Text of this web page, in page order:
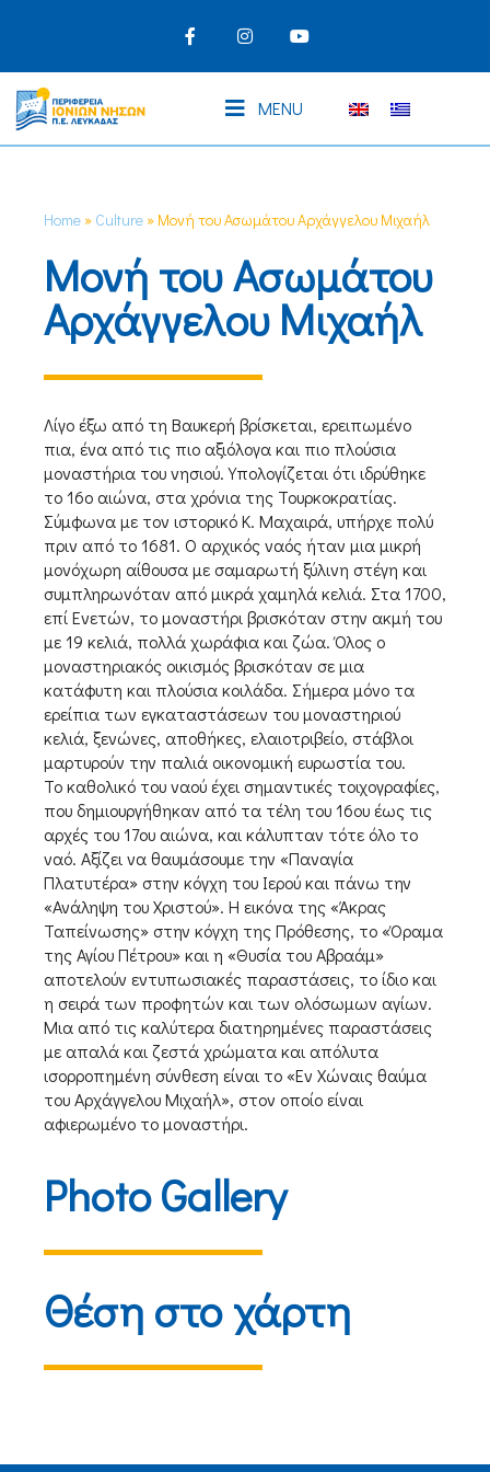
MENU
Home » Culture » Μονή του Ασωμάτου Αρχάγγελου Μιχαήλ
Μονή του Ασωμάτου
Αρχάγγελου Μιχαήλ
Λίγο έξω από τη Βαυκερή βρίσκεται, ερειπωμένο
πια, ένα από τις πιο αξιόλογα και πιο πλούσια
μοναστήρια του νησιού. Υπολογίζεται ότι ιδρύθηκε
το 16ο αιώνα, στα χρόνια της Τουρκοκρατίας.
Σύμφωνα με τον ιστορικό Κ. Μαχαιρά, υπήρχε πολύ
πριν από το 1681. Ο αρχικός ναός ήταν μια μικρή
μονόχωρη αίθουσα με σαμαρωτή ξύλινη στέγη και
συμπληρωνόταν από μικρά χαμηλά κελιά. Στα 1700,
επί Ενετών, το μοναστήρι βρισκόταν στην ακμή του
με 19 κελιά, πολλά χωράφια και ζώα. Όλος ο
μοναστηριακός οικισμός βρισκόταν σε μια
κατάφυτη και πλούσια κοιλάδα. Σήμερα μόνο τα
ερείπια των εγκαταστάσεων του μοναστηριού
κελιά, ξενώνες, αποθήκες, ελαιοτριβείο, στάβλοι
μαρτυρούν την παλιά οικονομική ευρωστία του.
Το καθολικό του ναού έχει σημαντικές τοιχογραφίες,
που δημιουργήθηκαν από τα τέλη του 16ου έως τις
αρχές του 17ου αιώνα, και κάλυπταν τότε όλο το
ναό. Αξίζει να θαυμάσουμε την «Παναγία
Πλατυτέρα» στην κόγχη του Ιερού και πάνω την
«Ανάληψη του Χριστού». Η εικόνα της «Άκρας
Ταπείνωσης» στην κόγχη της Πρόθεσης, το «Όραμα
της Αγίου Πέτρου» και η «Θυσία του Αβραάμ»
αποτελούν εντυπωσιακές παραστάσεις, το ίδιο και
η σειρά των προφητών και των ολόσωμων αγίων.
Μια από τις καλύτερα διατηρημένες παραστάσεις
με απαλά και ζεστά χρώματα και απόλυτα
ισορροπημένη σύνθεση είναι το «Εν Χώναις θαύμα
του Αρχάγγελου Μιχαήλ», στον οποίο είναι
αφιερωμένο το μοναστήρι.
Photo Gallery
Θέση στο χάρτη